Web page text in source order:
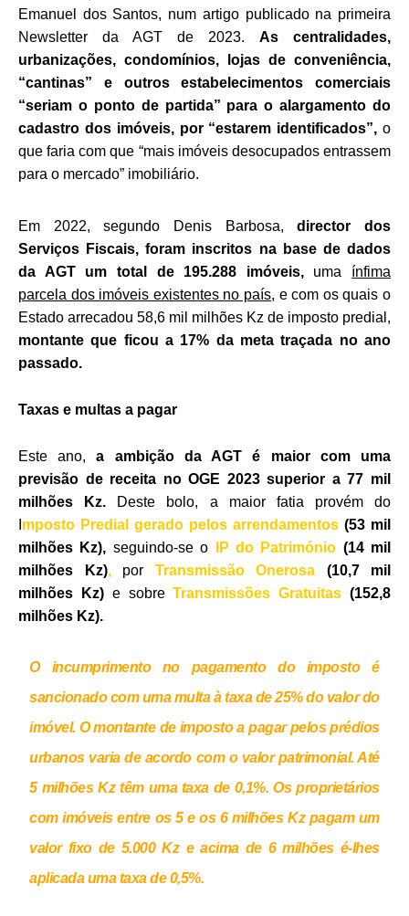
Emanuel dos Santos, num artigo publicado na primeira
Newsletter da AGT de 2023. As centralidades,
urbanizações, condomínios, lojas de conveniência,
“cantinas” e outros estabelecimentos comerciais
“seriam o ponto de partida” para o alargamento do
cadastro dos imóveis, por “estarem identificados”, o
que faria com que “mais imóveis desocupados entrassem
para o mercado” imobiliário.
Em 2022, segundo Denis Barbosa,director dos
Serviços Fiscais, foram inscritos na base de dados
da AGT um total de 195.288 imóveis,uma ínfima
parcela dos imóveis existentes no país, e com os quais o
Estado arrecadou 58,6 mil milhões Kz de imposto predial,
montante que ficou a 17% da meta traçada no ano
passado.
Taxas e multas a pagar
Este ano,a ambição da AGT é maior com uma
previsão de receita no OGE 2023 superior a 77 mil
milhões Kz. Deste bolo, a maior fatia provém do
mposto Predial gerado pelos arrendamentos (53 mil
milhões Kz), seguindo-se o IP do Património (14 mil
milhões Kz), por Transmissão Onerosa (10,7 mil
milhões Kz)e sobreTransmissões Gratuitas (152,8
milhões Kz).
O incumprimento no pagamento do imposto é
sancionado com uma multa à taxa de 25% do valor do
imóvel. O montante de imposto a pagar pelos prédios
urbanos varia de acordo com o valor patrimonial. Até
5 milhões Kztêm uma taxa de 0,1%. Os proprietários
com imóveis entre os5 e os 6 milhões Kzpagam um
valor fixo de 5.000 Kze acima de 6 milhõesé-lhes
aplicada uma taxa de 0,5%.